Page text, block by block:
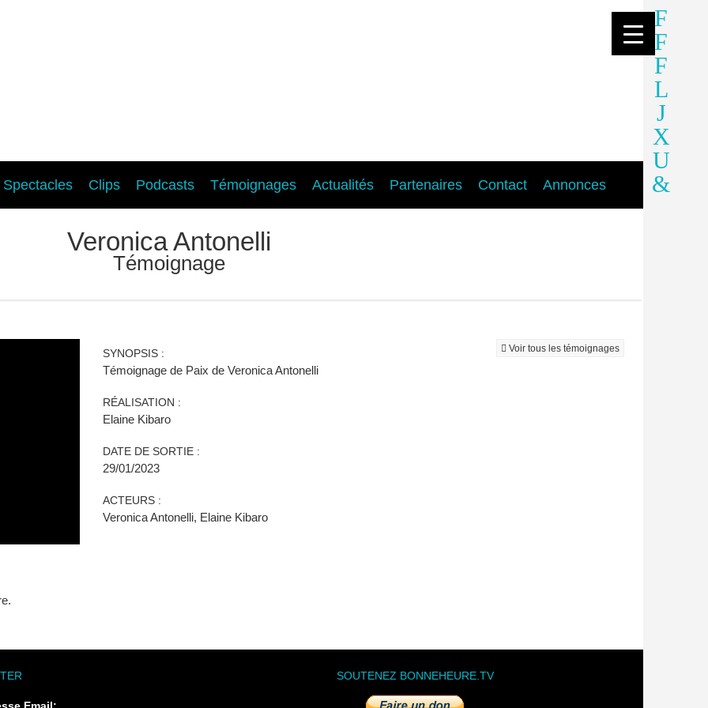
Spectacles Clips Podcasts Témoignages Actualités Partenaires Contact Annonces
Veronica Antonelli
Témoignage
Voir tous les témoignages
SYNOPSIS :
Témoignage de Paix de Veronica Antonelli
RÉALISATION :
Elaine Kibaro
DATE DE SORTIE :
29/01/2023
ACTEURS :
Veronica Antonelli, Elaine Kibaro
SOUTENEZ BONNEHEURE.TV